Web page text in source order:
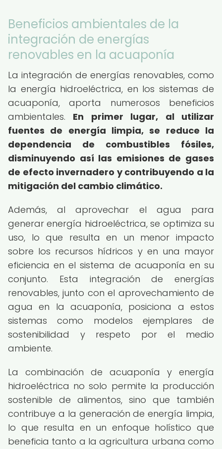
Beneficios ambientales de la
integración de energías
renovables en la acuaponía
La integración de energías renovables, como
la energía hidroeléctrica, en los sistemas de
acuaponía, aporta numerosos beneficios
ambientales. En primer lugar, al utilizar
fuentes de energía limpia, se reduce la
dependencia de combustibles fósiles,
disminuyendo así las emisiones de gases
de efecto invernadero y contribuyendo a la
mitigación del cambio climático.
Además, al aprovechar el agua para
generar energía hidroeléctrica, se optimiza su
uso, lo que resulta en un menor impacto
sobre los recursos hídricos y en una mayor
eficiencia en el sistema de acuaponía en su
conjunto. Esta integración de energías
renovables, junto con el aprovechamiento de
agua en la acuaponía, posiciona a estos
sistemas como modelos ejemplares de
sostenibilidad y respeto por el medio
ambiente.
La combinación de acuaponía y energía
hidroeléctrica no solo permite la producción
sostenible de alimentos, sino que también
contribuye a la generación de energía limpia,
lo que resulta en un enfoque holístico que
beneficia tanto a la agricultura urbana como